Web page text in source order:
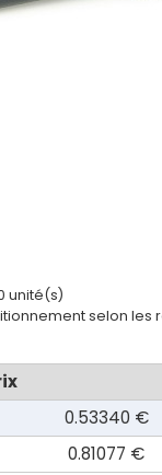
unité(s)
selon les
0.53340 €
0.81077 €